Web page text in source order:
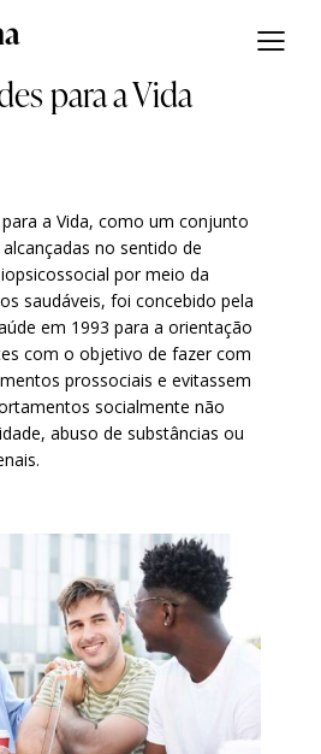
para a Vida
a Vida, como um conjunto
no sentido de
por meio da
saudáveis, foi concebido pela
em 1993 para a orientação
com o objetivo de fazer com
prossociais e evitassem
socialmente não
abuso de substâncias ou